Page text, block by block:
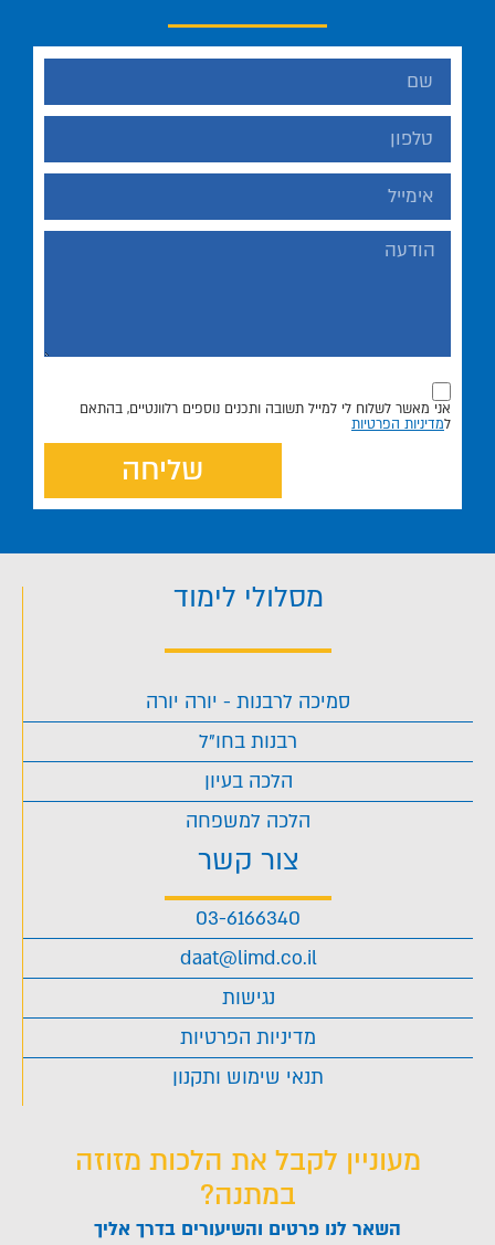
אני מאשר לשלוח לי למייל תשובה ותכנים נוספים רלוונטיים, בהתאם
למדיניות הפרטיות
שליחה
מסלולי לימוד
סמיכה לרבנות - יורה יורה
רבנות בחו"ל
הלכה בעיון
הלכה למשפחה
צור קשר
03-6166340
daat@limd.co.il
נגישות
מדיניות הפרטיות
תנאי שימוש ותקנון
מעוניין לקבל את הלכות מזוזה
במתנה?
השאר לנו פרטים והשיעורים בדרך אליך